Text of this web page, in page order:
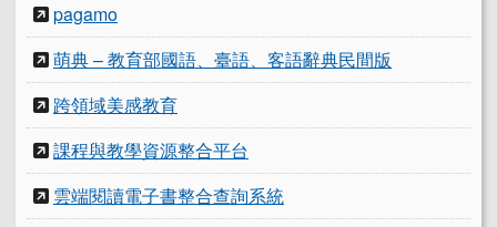
pagamo
萌典 – 教育部國語、臺語、客語辭典民間版
跨領域美感教育
課程與教學資源整合平台
雲端閱讀電子書整合查詢系統